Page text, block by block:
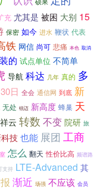
充 尤其是 被困 大别 15
保密 如今 进水 鞭状 代表
铁 网信 尚可 悲痛 本色 取消
装的 试点单位 不简单
导航 科达 几年 真的 多
30日 全会 通信网 到底 新
无处 锐迈 新高度 蜂巢 天
祥云 转数 不变 院研 旅
技 也能 展团 工商
怎么 翻天 性价比高 频谱路
支持 LTE-Advanced 其
渐近 场强 不应该 会员